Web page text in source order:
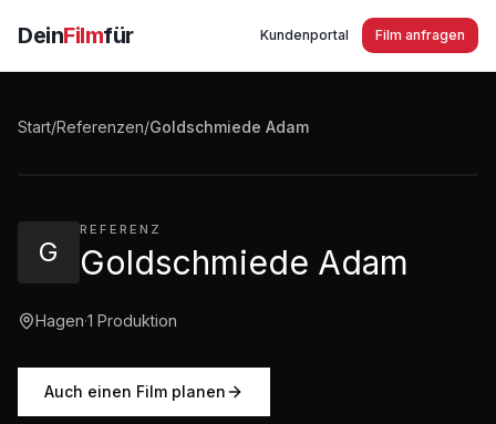
DeinFilmfür Kundenportal Film anfragen
Start/Referenzen/Goldschmiede Adam
G
REFERENZ
Goldschmiede Adam
Hagen·1 Produktion
Auch einen Film planen
Hagen